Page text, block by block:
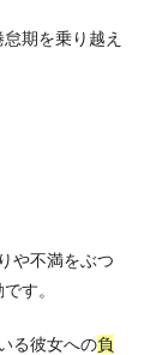
期を乗り越え
や不満をぶつ
す。
る彼女への負